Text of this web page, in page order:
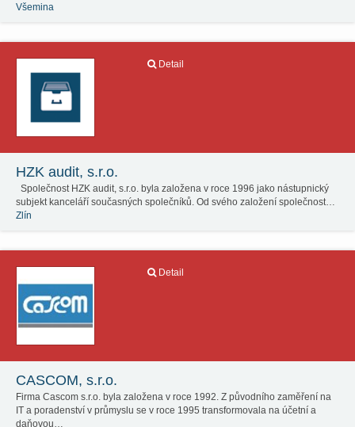
Všemina
Detail
HZK audit, s.r.o.
Společnost HZK audit, s.r.o. byla založena v roce 1996 jako nástupnický
subjekt kanceláří současných společníků. Od svého založení společnost…
Zlín
Detail
CASCOM, s.r.o.
Firma Cascom s.r.o. byla založena v roce 1992. Z původního zaměření na
IT a poradenství v průmyslu se v roce 1995 transformovala na účetní a
daňovou…